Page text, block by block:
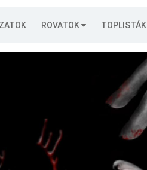
ROVATOK TOPLISTÁK